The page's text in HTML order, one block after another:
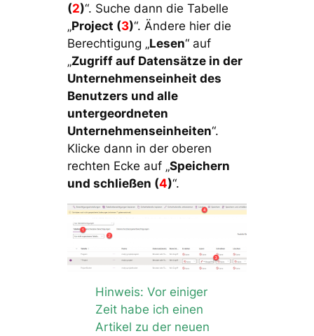
(2)“. Suche dann die Tabelle
„Project (3)“. Ändere hier die
Berechtigung „Lesen“ auf
„Zugriff auf Datensätze in der
Unternehmenseinheit des
Benutzers und alle
untergeordneten
Unternehmenseinheiten“.
Klicke dann in der oberen
rechten Ecke auf „Speichern
und schließen (4)“.
Hinweis: Vor einiger
Zeit habe ich einen
Artikel zu der neuen